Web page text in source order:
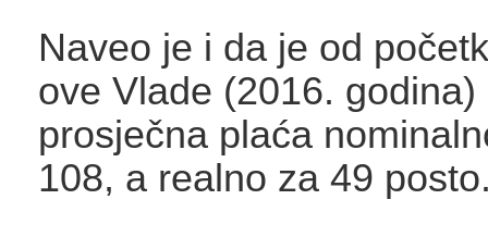
Naveo je i da je od
ove Vlade (2016.
prosječna plaća
108, a realno za 49